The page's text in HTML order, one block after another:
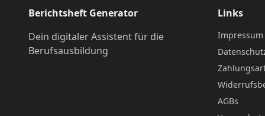
Berichtsheft Generator
Dein digitaler Assistent für die
Berufsausbildung
Links
Impressum
AGBs